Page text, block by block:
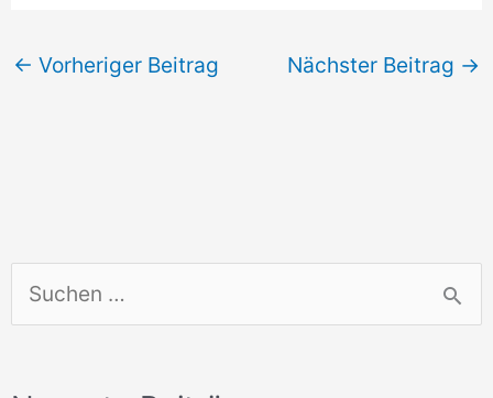
u
← Vorheriger Beitrag Nächster Beitrag →